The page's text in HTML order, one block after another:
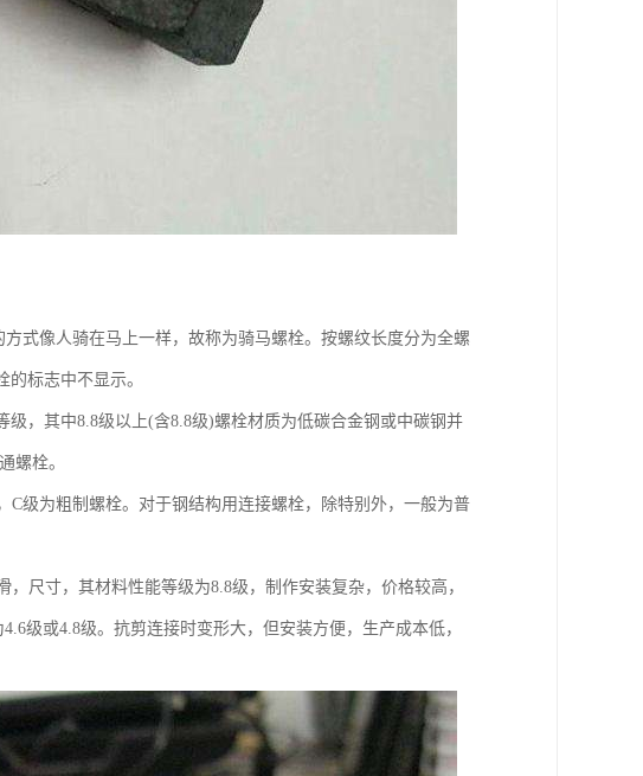
式像人骑在马上一样，故称为骑马螺栓。按螺纹长度分为全螺
标志中不显示。
级，其中8.8级以上(含8.8级)螺栓材质为低碳合金钢或中碳钢并
螺栓。
级为粗制螺栓。对于钢结构用连接螺栓，除特别外，一般为普
尺寸，其材料性能等级为8.8级，制作安装复杂，价格较高，
级或4.8级。抗剪连接时变形大，但安装方便，生产成本低，